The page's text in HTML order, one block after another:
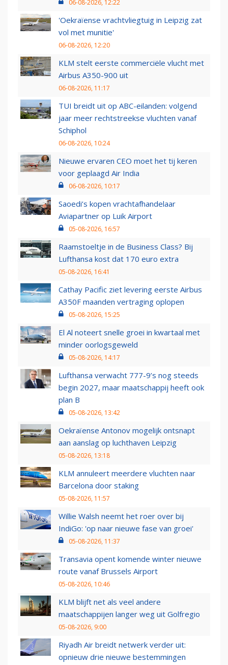
06-08-2026, 12:22
'Oekraïense vrachtvliegtuig in Leipzig zat
vol met munitie'
06-08-2026, 12:20
KLM stelt eerste commerciële vlucht met
Airbus A350-900 uit
06-08-2026, 11:17
TUI breidt uit op ABC-eilanden: volgend
jaar meer rechtstreekse vluchten vanaf
Schiphol
06-08-2026, 10:24
Nieuwe ervaren CEO moet het tij keren
voor geplaagd Air India
06-08-2026, 10:17
Saoedi’s kopen vrachtafhandelaar
Aviapartner op Luik Airport
05-08-2026, 16:57
Raamstoeltje in de Business Class? Bij
Lufthansa kost dat 170 euro extra
05-08-2026, 16:41
Cathay Pacific ziet levering eerste Airbus
A350F maanden vertraging oplopen
05-08-2026, 15:25
El Al noteert snelle groei in kwartaal met
minder oorlogsgeweld
05-08-2026, 14:17
Lufthansa verwacht 777-9’s nog steeds
begin 2027, maar maatschappij heeft ook
plan B
05-08-2026, 13:42
Oekraïense Antonov mogelijk ontsnapt
aan aanslag op luchthaven Leipzig
05-08-2026, 13:18
KLM annuleert meerdere vluchten naar
Barcelona door staking
05-08-2026, 11:57
Willie Walsh neemt het roer over bij
IndiGo: 'op naar nieuwe fase van groei'
05-08-2026, 11:37
Transavia opent komende winter nieuwe
route vanaf Brussels Airport
05-08-2026, 10:46
KLM blijft net als veel andere
maatschappijen langer weg uit Golfregio
05-08-2026, 9:00
Riyadh Air breidt netwerk verder uit:
opnieuw drie nieuwe bestemmingen